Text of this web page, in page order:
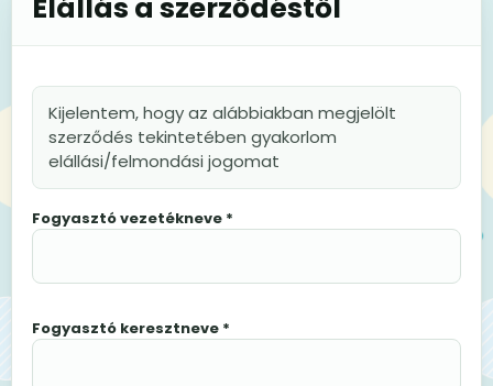
Elállás a szerződéstől
Kijelentem, hogy az alábbiakban megjelölt
szerződés tekintetében gyakorlom
elállási/felmondási jogomat
Fogyasztó vezetékneve *
Fogyasztó keresztneve *